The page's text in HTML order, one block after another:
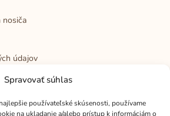
Spravovať súhlas
používateľské skúsenosti, používame
na ukladanie a/alebo prístup k informáciám o
nosiča
údajov